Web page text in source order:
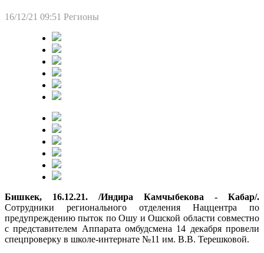
16/12/21 09:51 Регионы
Бишкек, 16.12.21. /Индира Камчыбекова - Кабар/.
Сотрудники регионального отделения Наццентра по
предупреждению пыток по Ошу и Ошской области совместно
с представителем Аппарата омбудсмена 14 декабря провели
спецпроверку в школе-интернате №11 им. В.В. Терешковой.